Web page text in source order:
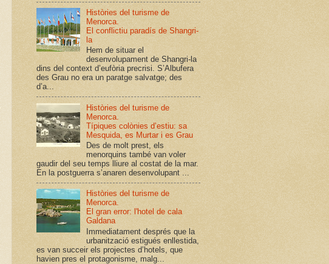
Històries del turisme de
Menorca.
El conflictiu paradís de Shangri-
la
Hem de situar el
desenvolupament de Shangri-la
dins del context d’eufòria precrisi. S’Albufera
des Grau no era un paratge salvatge; des
d’a...
Històries del turisme de
Menorca.
Típiques colònies d’estiu: sa
Mesquida, es Murtar i es Grau
Des de molt prest, els
menorquins també van voler
gaudir del seu temps lliure al costat de la mar.
En la postguerra s’anaren desenvolupant ...
Històries del turisme de
Menorca.
El gran error: l'hotel de cala
Galdana
Immediatament després que la
urbanització estigués enllestida,
es van succeir els projectes d’hotels, que
havien pres el protagonisme, malg...